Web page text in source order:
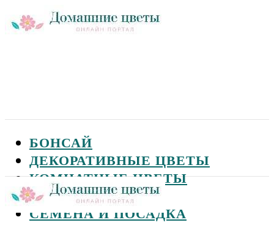
БОНСАЙ
ДЕКОРАТИВНЫЕ ЦВЕТЫ
КОМНАТНЫЕ ЦВЕТЫ
САДОВЫЕ ЦВЕТЫ
СЕМЕНА И ПОСАДКА